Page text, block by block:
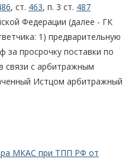
, ст. 463, п. 3 ст. 487
Федерации (далее - ГК
1) предварительную
за просрочку поставки по
связи с арбитражным
Истцом арбитражный
МКАС при ТПП РФ от